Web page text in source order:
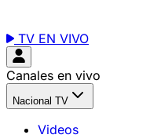
TV EN VIVO
Canales en vivo
Nacional TV
Videos